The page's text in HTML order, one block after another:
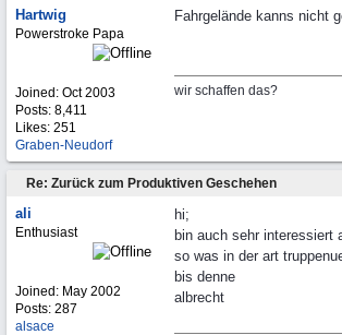
Hartwig
Powerstroke Papa
Joined: Oct 2003
Posts: 8,411
Likes: 251
Graben-Neudorf
Fahrgelände kanns nicht
wir schaffen das?
Re: Zurück zum Produktiven Geschehen
ali
Enthusiast
Joined: May 2002
Posts: 287
alsace
hi;
bin auch sehr interessiert
so was in der art
bis denne
albrecht